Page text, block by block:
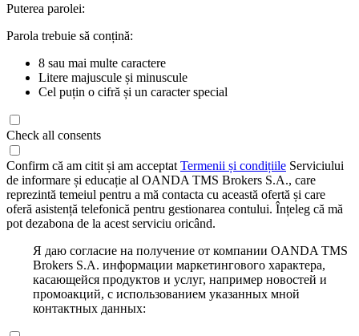
Puterea parolei:
Parola trebuie să conțină:
8 sau mai multe caractere
Litere majuscule și minuscule
Cel puțin o cifră și un caracter special
Check all consents
Confirm că am citit și am acceptat Termenii și condițiile Serviciului
de informare și educație al OANDA TMS Brokers S.A., care
reprezintă temeiul pentru a mă contacta cu această ofertă și care
oferă asistență telefonică pentru gestionarea contului. Înțeleg că mă
pot dezabona de la acest serviciu oricând.
Я даю согласие на получение от компании OANDA TMS
Brokers S.A. информации маркетингового характера,
касающейся продуктов и услуг, например новостей и
промоакций, с использованием указанных мной
контактных данных: